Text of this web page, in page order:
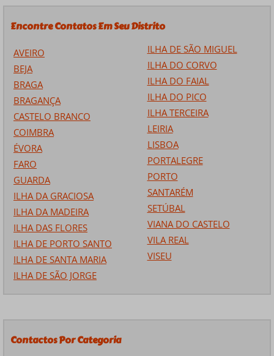
Encontre Contatos Em Seu Distrito
AVEIRO
BEJA
BRAGA
BRAGANÇA
CASTELO BRANCO
COIMBRA
ÉVORA
FARO
GUARDA
ILHA DA GRACIOSA
ILHA DA MADEIRA
ILHA DAS FLORES
ILHA DE PORTO SANTO
ILHA DE SANTA MARIA
ILHA DE SÃO JORGE
ILHA DE SÃO MIGUEL
ILHA DO CORVO
ILHA DO FAIAL
ILHA DO PICO
ILHA TERCEIRA
LEIRIA
LISBOA
PORTALEGRE
PORTO
SANTARÉM
SETÚBAL
VIANA DO CASTELO
VILA REAL
VISEU
Contactos Por Categoria